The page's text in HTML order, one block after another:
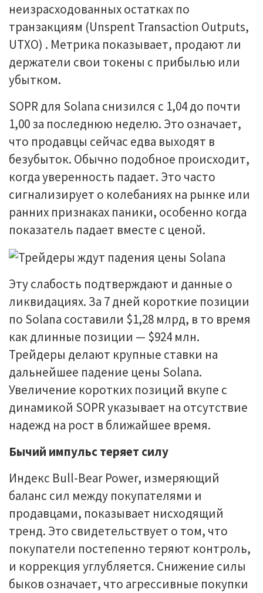
неизрасходованных остатках по
транзакциям (Unspent Transaction Outputs,
UTXO) . Метрика показывает, продают ли
держатели свои токены с прибылью или
убытком.
SOPR для Solana снизился с 1,04 до почти
1,00 за последнюю неделю. Это означает,
что продавцы сейчас едва выходят в
безубыток. Обычно подобное происходит,
когда уверенность падает. Это часто
сигнализирует о колебаниях на рынке или
ранних признаках паники, особенно когда
показатель падает вместе с ценой.
Эту слабость подтверждают и данные о
ликвидациях. За 7 дней короткие позиции
по Solana составили $1,28 млрд, в то время
как длинные позиции — $924 млн.
Трейдеры делают крупные ставки на
дальнейшее падение цены Solana.
Увеличение коротких позиций вкупе с
динамикой SOPR указывает на отсутствие
надежд на рост в ближайшее время.
Бычий импульс теряет силу
Индекс Bull-Bear Power, измеряющий
баланс сил между покупателями и
продавцами, показывает нисходящий
тренд. Это свидетельствует о том, что
покупатели постепенно теряют контроль,
и коррекция углубляется. Снижение силы
быков означает, что агрессивные покупки